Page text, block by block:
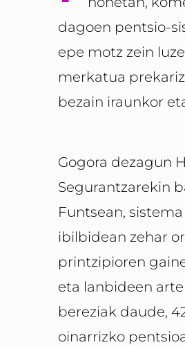
dagoen pentsio-
epe motz zein
merkatua
bezain iraunkor
Gogora dezagun
Segurantzarekin
Funtsean,
ibilbidean zehar
printzipioren
eta lanbideen
bereziak daude,
oinarrizko